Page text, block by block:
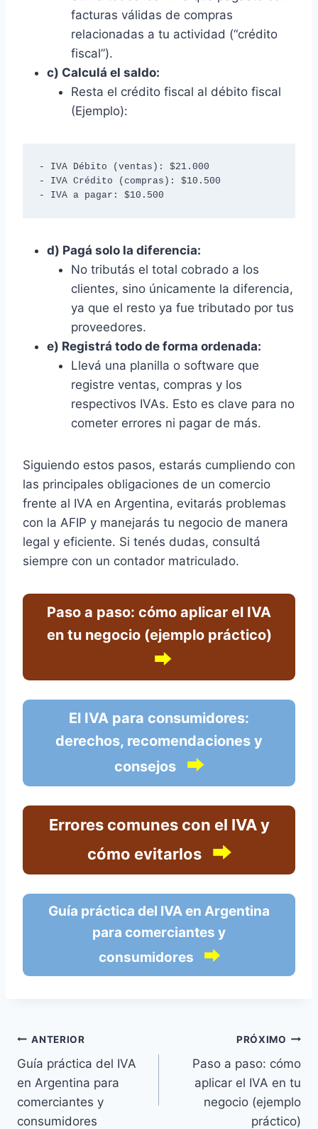
facturas válidas de compras
relacionadas a tu actividad (“crédito
fiscal”).
c) Calculá el saldo:
Resta el crédito fiscal al débito fiscal
(Ejemplo):
- IVA Débito (ventas): $21.000
- IVA Crédito (compras): $10.500
- IVA a pagar: $10.500
d) Pagá solo la diferencia:
No tributás el total cobrado a los
clientes, sino únicamente la diferencia,
ya que el resto ya fue tributado por tus
proveedores.
e) Registrá todo de forma ordenada:
Llevá una planilla o software que
registre ventas, compras y los
respectivos IVAs. Esto es clave para no
cometer errores ni pagar de más.
Siguiendo estos pasos, estarás cumpliendo con
las principales obligaciones de un comercio
frente al IVA en Argentina, evitarás problemas
con la AFIP y manejarás tu negocio de manera
legal y eficiente. Si tenés dudas, consultá
siempre con un contador matriculado.
Paso a paso: cómo aplicar el IVA
en tu negocio (ejemplo práctico)
⮕
El IVA para consumidores:
derechos, recomendaciones y
consejos
⮕
Errores comunes con el IVA y
cómo evitarlos
⮕
Guía práctica del IVA en Argentina
para comerciantes y
consumidores
⮕
Navegação
de
Post
ANTERIOR
Guía práctica del IVA
en Argentina para
comerciantes y
consumidores
PRÓXIMO
Paso a paso: cómo
aplicar el IVA en tu
negocio (ejemplo
práctico)